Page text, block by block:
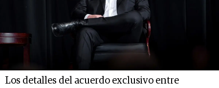
Los detalles del acuerdo exclusivo entre